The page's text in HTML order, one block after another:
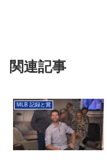
関連記事
MLB 記録と賞